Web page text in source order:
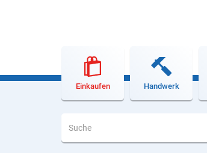
Einkaufen Handwerk
Neuburg App
Aktuelles